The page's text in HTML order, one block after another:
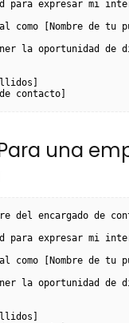
para expresar mi
como [Nombre de
la oportunidad de
una
del encargado de
para expresar mi
como [Nombre de
la oportunidad de